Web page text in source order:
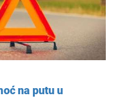
na putu u